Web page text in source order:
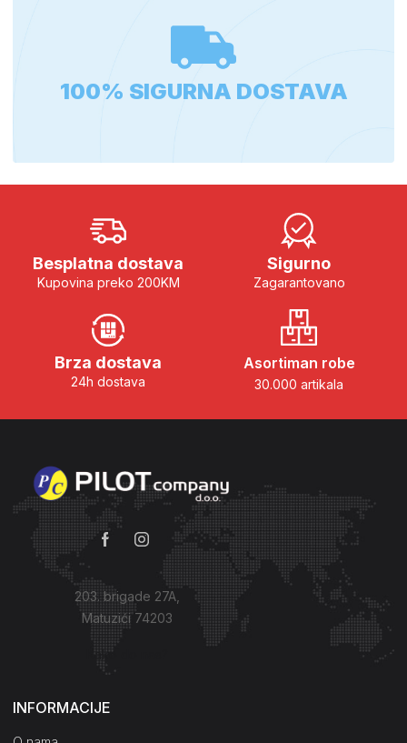
100% SIGURNA DOSTAVA
Besplatna dostava
Kupovina preko 200KM
Sigurno
Zagarantovano
Brza dostava
24h dostava
Asortiman robe
30.000 artikala
203. brigade 27A,
Matuzići 74203
Kako do nas?
INFORMACIJE